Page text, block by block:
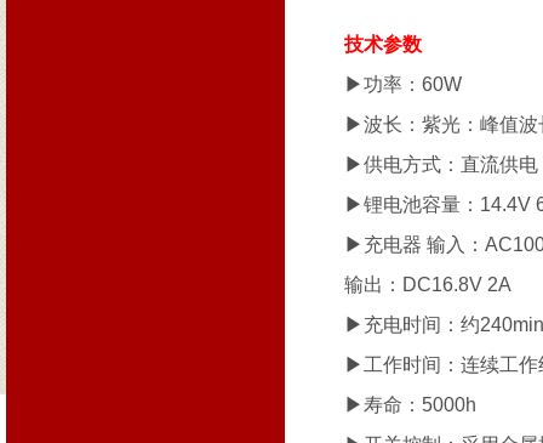
技术参数
▶功率：60W
▶波长：紫光：峰值
▶供电方式：直流供电
▶锂电池容量：14.4V
▶充电器 输入：
输出：DC16.8V 2A
▶充电时间：约240min
▶工作时间：连续工作
▶寿命：5000h